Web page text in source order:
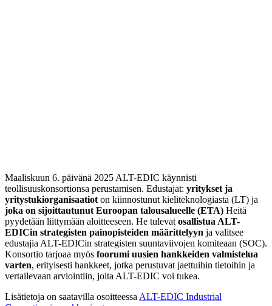
Maaliskuun 6. päivänä 2025 ALT-EDIC käynnisti
teollisuuskonsortionsa perustamisen. Edustajat: yritykset ja
yritystukiorganisaatiot on kiinnostunut kieliteknologiasta (LT) ja
joka on sijoittautunut Euroopan talousalueelle (ETA) Heitä
pyydetään liittymään aloitteeseen. He tulevat osallistua ALT-
EDICin strategisten painopisteiden määrittelyyn ja valitsee
edustajia ALT-EDICin strategisten suuntaviivojen komiteaan (SOC).
Konsortio tarjoaa myös foorumi uusien hankkeiden valmistelua
varten, erityisesti hankkeet, jotka perustuvat jaettuihin tietoihin ja
vertailevaan arviointiin, joita ALT-EDIC voi tukea.
Lisätietoja on saatavilla osoitteessa ALT-EDIC Industrial